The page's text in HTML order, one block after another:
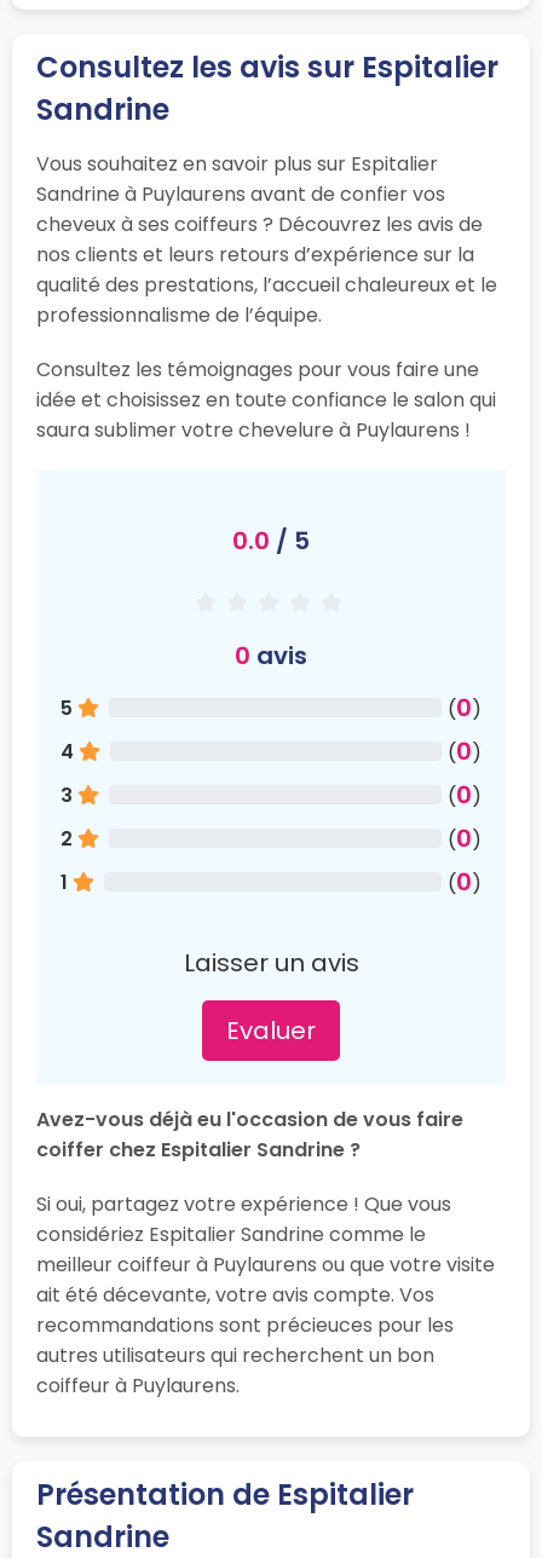
Consultez les avis sur Espitalier
Sandrine
Vous souhaitez en savoir plus sur Espitalier
Sandrine à Puylaurens avant de confier vos
cheveux à ses coiffeurs ? Découvrez les avis de
nos clients et leurs retours d’expérience sur la
qualité des prestations, l’accueil chaleureux et le
professionnalisme de l’équipe.
Consultez les témoignages pour vous faire une
idée et choisissez en toute confiance le salon qui
saura sublimer votre chevelure à Puylaurens !
0.0 / 5
0 avis
5 (0)
4
(0)
3
(0)
2
(0)
1
(0)
Laisser un avis
Evaluer
Avez-vous déjà eu l'occasion de vous faire
coiffer chez Espitalier Sandrine ?
Si oui, partagez votre expérience ! Que vous
considériez Espitalier Sandrine comme le
meilleur coiffeur à Puylaurens ou que votre visite
ait été décevante, votre avis compte. Vos
recommandations sont précieuces pour les
autres utilisateurs qui recherchent un bon
coiffeur à Puylaurens.
Présentation de Espitalier
Sandrine